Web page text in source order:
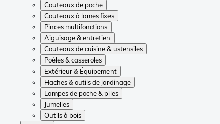
Couteaux de poche
Couteaux à lames fixes
Pinces multifonctions
Aiguisage & entretien
Couteaux de cuisine & ustensiles
Poêles & casseroles
Extérieur & Équipement
Haches & outils de jardinage
Lampes de poche & piles
Jumelles
Outils à bois